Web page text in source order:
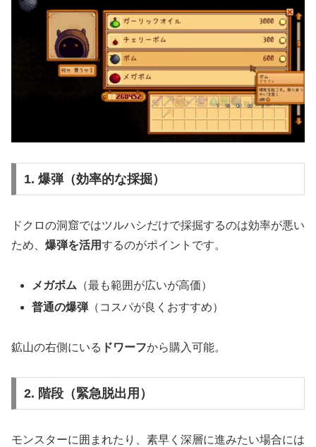
1. 爆弾（効率的な採掘）
ドクロの洞窟ではツルハシだけで採掘するのは効率が悪い
ため、 爆弾を活用するのがポイントです。
メガボム （最も範囲が広いが高価）
普通の爆弾 （コスパが良くおすすめ）
鉱山の右側にいる ドワーフから購入可能。
2. 階段（緊急脱出用）
モンスターに囲まれたり、素早く深層に進みたい場合には